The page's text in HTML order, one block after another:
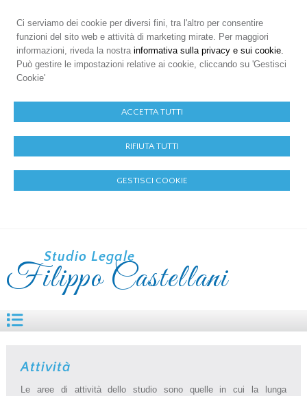
Ci serviamo dei cookie per diversi fini, tra l'altro per consentire
funzioni del sito web e attività di marketing mirate. Per maggiori
informazioni, riveda la nostrainformativa sulla privacy e sui cookie.
Può gestire le impostazioni relative ai cookie, cliccando su 'Gestisci
Cookie'
ACCETTA TUTTI
RIFIUTA TUTTI
GESTISCI COOKIE
Studio Legale
Filippo Castellani
Attività
Le aree di attività dello studio sono quelle in cui la lunga